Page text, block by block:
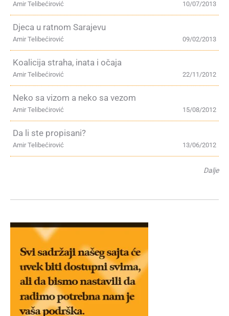
10/07/2013
Amir Telibećirović
Djeca u ratnom Sarajevu
09/02/2013
Amir Telibećirović
Koalicija straha, inata i očaja
22/11/2012
Amir Telibećirović
Neko sa vizom a neko sa vezom
15/08/2012
Amir Telibećirović
Da li ste propisani?
13/06/2012
Amir Telibećirović
Dalje